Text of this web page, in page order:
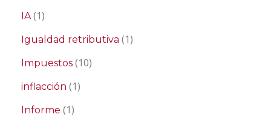
IA(1)
Igualdad retributiva (1)
Impuestos (10)
inflacción (1)
Informe (1)